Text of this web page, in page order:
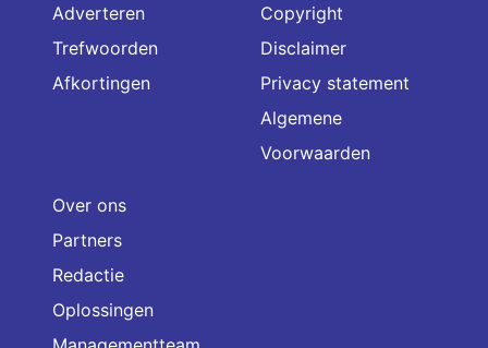
Adverteren
Trefwoorden
Afkortingen
Copyright
Disclaimer
Privacy statement
Algemene
Voorwaarden
Over ons
Partners
Redactie
Oplossingen